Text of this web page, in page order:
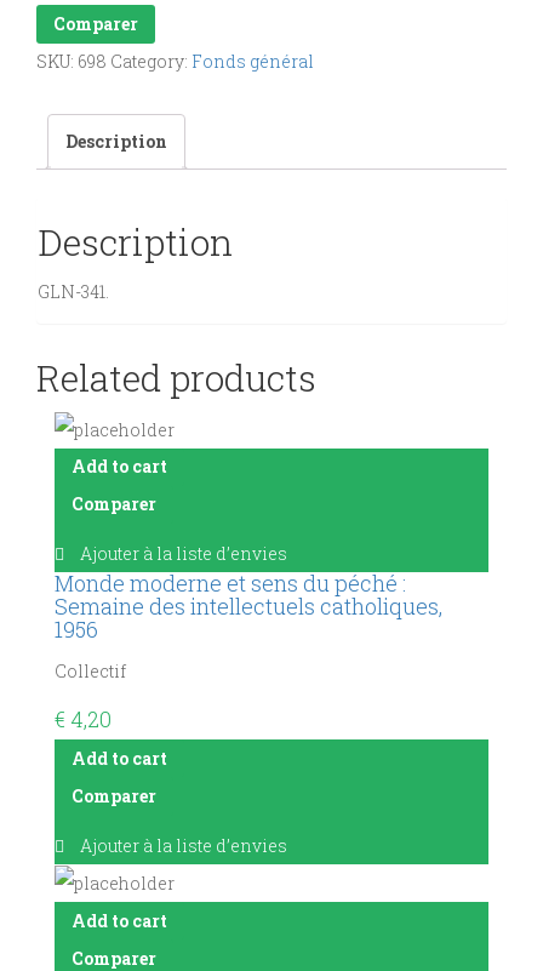
de
quantity
Comparer
SKU: 698 Category: Fonds général
Description
Description
GLN-341.
Related products
Add to cart
Comparer
Ajouter à la liste d’envies
Monde moderne et sens du péché :
Semaine des intellectuels catholiques,
1956
Collectif
€ 4,20
Add to cart
Comparer
Ajouter à la liste d’envies
Add to cart
Comparer